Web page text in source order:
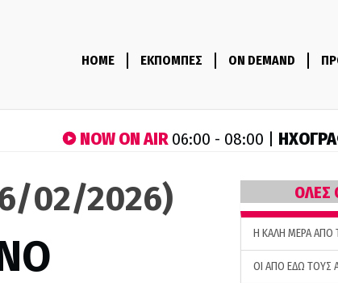
HOME ΕΚΠΟΜΠΕΣ ON DEMAND
NOW ON AIR06:00 - 08:00 |
02/2026) ΟΛΕΣ
H ΚΑΛΗ ΜΕΡΑ ΑΠΟ
ΟΙ ΑΠΟ ΕΔΩ ΤΟΥΣ